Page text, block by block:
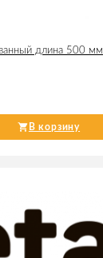
длина 500 мм
В корзину